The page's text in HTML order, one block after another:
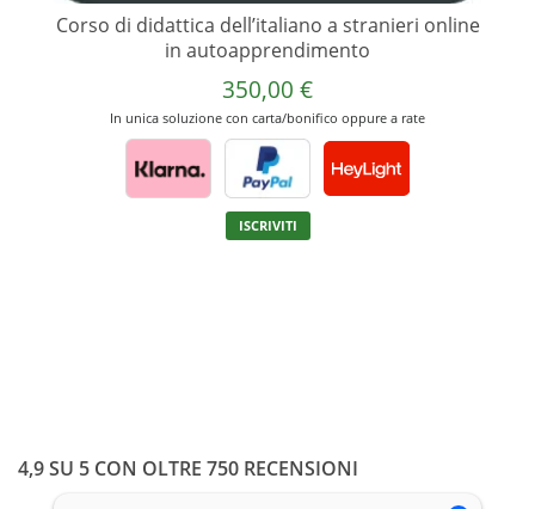
Corso di didattica dell’italiano a stranieri online
in autoapprendimento
350,00 €
In unica soluzione con carta/bonifico oppure a rate
ISCRIVITI
Questo
prodotto
nella
4,9 SU 5 CON OLTRE 750 RECENSIONI